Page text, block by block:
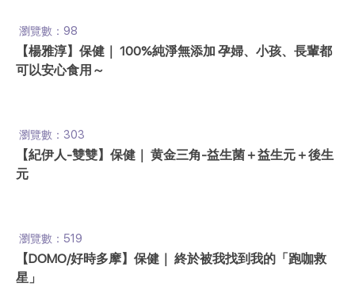
瀏覽數：98
【楊雅淳】保健｜ 100%純淨無添加 孕婦、小孩、長輩都
可以安心食用～
瀏覽數：303
【紀伊人-雙雙】保健｜ 黄金三角-益生菌＋益生元＋後生
元
瀏覽數：519
【DOMO/好時多摩】保健｜ 終於被我找到我的「跑咖救
星」